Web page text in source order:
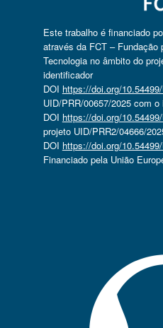
Este trabalho é financiado
através da FCT – Fundação
Tecnologia no âmbito do
identificador
DOI https://doi.org/
UID/PRR/00657/2025 com
DOI https://doi.org/
projeto UID/PRR2/04666/
DOI https://doi.org/
Financiado pela União